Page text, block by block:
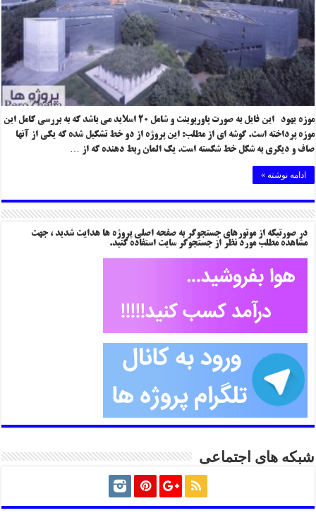
موزه یهود این فایل به صورت پاورپوینت و شامل ۲۰ اسلاید می باشد که به بررسی کامل این
موزه پرداخته است. گوشه ای از مطلب: این پروژه از دو خط تشکیل شده که یکی از آنها
صاف و دیگری به شکل خط شکسته است. یک المان ربط دهنده که از …
ادامه نوشته »
در صورتیکه از موتورهای جستجوگر به صفحه اصلی پروژه ها هدایت شدید ، جهت
مشاهده مطلب مورد نظر از جستجوگر سایت استفاده کنید.
شبکه های اجتماعی